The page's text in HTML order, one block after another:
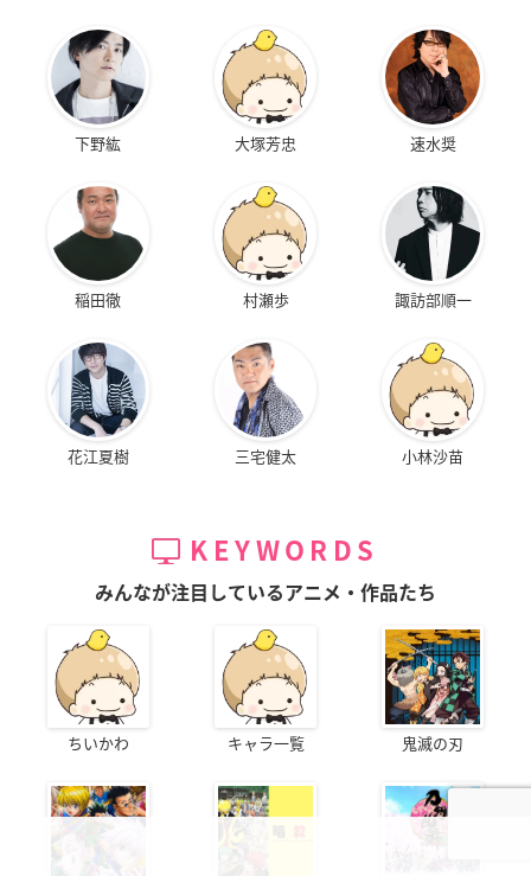
下野紘 大塚芳忠 速水奨
稲田徹 村瀬歩 諏訪部順一
花江夏樹 三宅健太 小林沙苗
KEYWORDS
みんなが注目しているアニメ・作品たち
ちいかわ キャラ一覧 鬼滅の刃